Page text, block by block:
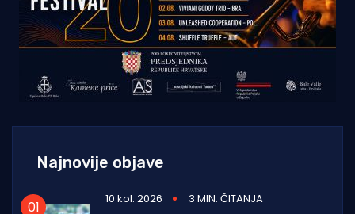
Najnovije objave
10 kol. 2026
3 MIN. ČITANJA